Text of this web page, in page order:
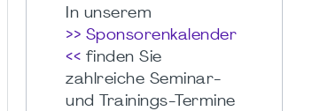
In unserem
>> Sponsorenkalender
<< finden Sie
zahlreiche Seminar-
und Trainings-Termine